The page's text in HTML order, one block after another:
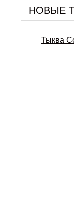
НОВЫЕ
Тыква